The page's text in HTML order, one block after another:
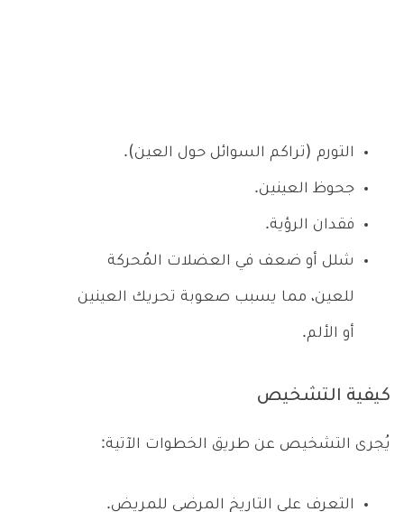
التورم (تراكم السوائل حول العين).
جحوظ العينين.
فقدان الرؤية.
شلل أو ضعف في العضلات المُحركة
للعين، مما يسبب صعوبة تحريك العينين
أو الألم.
كيفية التشخيص
يُجرى التشخيص عن طريق الخطوات الآتية:
التعرف على التاريخ المرضي للمريض.